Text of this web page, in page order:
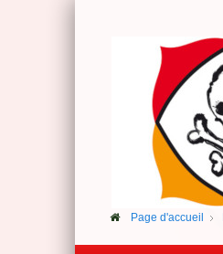
Page d'accueil